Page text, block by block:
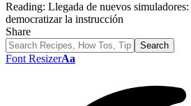
Reading: Llegada de nuevos
democratizar la instrucción
Share
Font ResizerAa